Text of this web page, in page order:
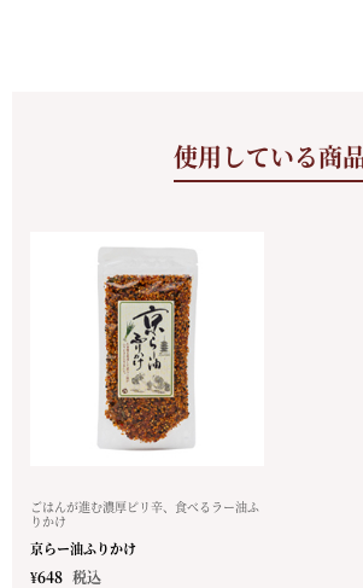
使用している商
ごはんが進む濃厚ピリ辛、食べるラー油ふ
りかけ
京らー油ふりかけ
¥648 税込